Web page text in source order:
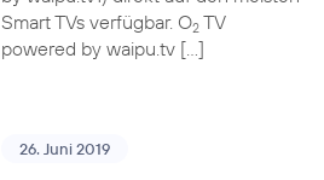
Smart TVs verfügbar. O2TV
powered by waipu.tv […]
26. Juni 2019